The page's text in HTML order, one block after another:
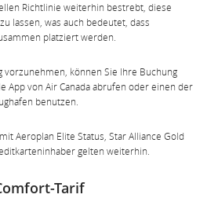
Richtlinie weiterhin bestrebt, diese
lassen, was auch bedeutet, dass
platziert werden.
vorzunehmen, können Sie Ihre Buchung
App von Air Canada abrufen oder einen der
benutzen.
Aeroplan Elite Status, Star Alliance Gold
gelten weiterhin.
Tarif